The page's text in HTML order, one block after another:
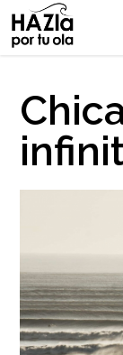
CAMPAÑA
OLAS A
OLAS
PROTEGE
ALIADOS